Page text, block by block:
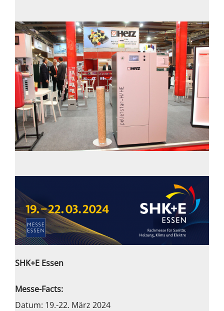
SHK+E Essen
Messe-Facts:
Datum: 19.-22. März 2024